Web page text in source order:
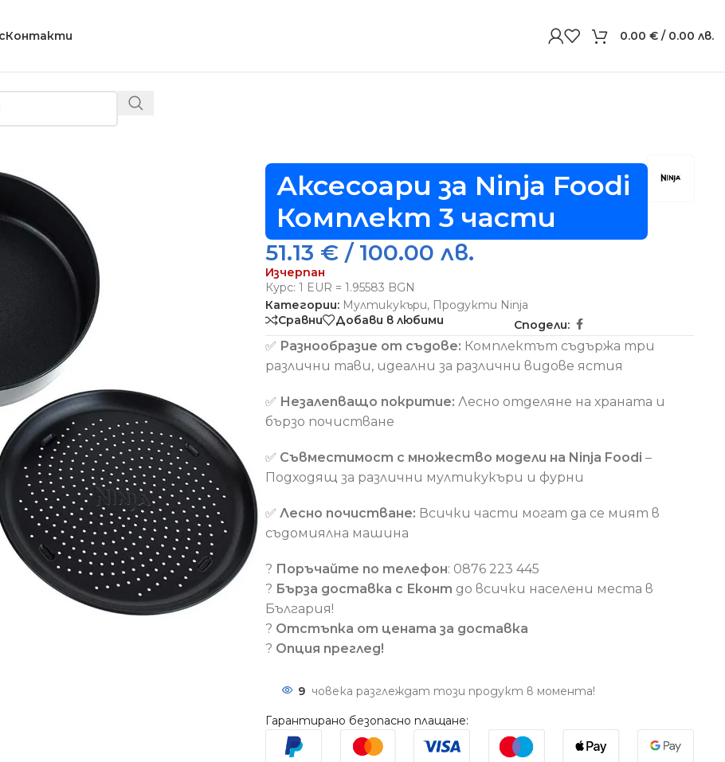
Контакти 0.00 € / 0.00 лв.
Аксесоари за Ninja Foodi
Комплект 3 части
51.13 € / 100.00 лв.
Изчерпан
Курс: 1 EUR = 1.95583 BGN
Категории: Мултикукъри, Продукти Ninja
Сравни
Добави в любими Сподели:
✅ Разнообразие от съдове: Комплектът съдържа три
различни тави, идеални за различни видове ястия
✅ Незалепващо покритие: Лесно отделяне на храната и
бързо почистване
✅ Съвместимост с множество модели на Ninja Foodi –
Подходящ за различни мултикукъри и фурни
✅Лесно почистване: Всички части могат да се мият в
съдомиялна машина
? Поръчайте по телефон: 0876 223 445
? Бърза доставка с Еконт до всички населени места в
България!
? Отстъпка от цената за доставка
? Опция преглед!
9 човека разглеждат този продукт в момента!
Гарантирано безопасно плащане: